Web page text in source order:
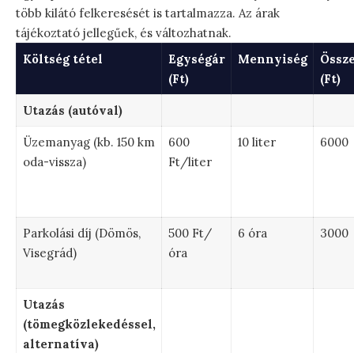
több kilátó felkeresését is tartalmazza. Az árak
tájékoztató jellegűek, és változhatnak.
Költség tétel
Egységár
(Ft)
Mennyiség
(Ft)
Utazás (autóval)
Üzemanyag (kb. 150 km
oda-vissza)
600
Ft/liter
10 liter 6000
Parkolási díj (Dömös,
Visegrád)
500 Ft/
óra
6 óra 3000
Utazás
(tömegközlekedéssel,
alternatíva)